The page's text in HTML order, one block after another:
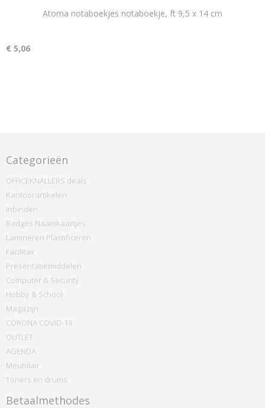
Atoma notaboekjes notaboekje, ft 9,5 x 14 cm
€ 5,06
Categorieën
OFFICEKNALLERS deals
Kantoorartikelen
Inbinden
Badges Naamkaartjes
Lamineren Plastificeren
Facilitair
Presentatiemiddelen
Computer & Security
Hobby & School
Magazijn
CORONA COVID-19
OUTLET
AGENDA
Meubilair
Toners en drums
Betaalmethodes